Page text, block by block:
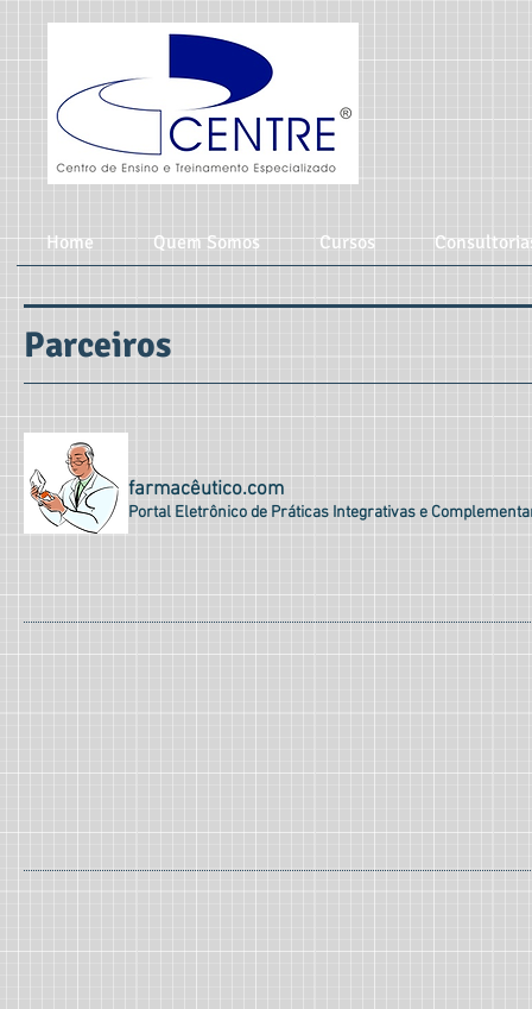
Home Quem Somos Cursos
Parceiros
farmacêutico.com
Portal Eletrônico de Práticas Integrativas e